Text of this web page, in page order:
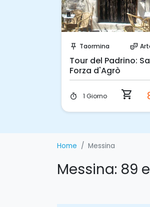
push_pin Taormina theater_comedy
Tour del Padrino:
Forza d'Agrò
timer 1 Giorno shopping_cart
Home Messina
Messina: 89